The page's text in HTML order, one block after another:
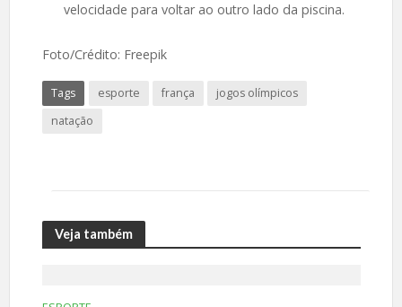
velocidade para voltar ao outro lado da piscina.
Foto/Crédito: Freepik
Tags esporte frança
jogos olímpicos
natação
Veja também